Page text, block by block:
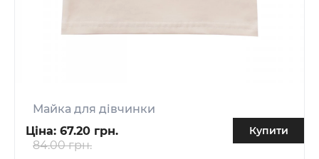
Майка для дівчинки
Ціна: 67.20 грн.
84.00 грн.
Купити